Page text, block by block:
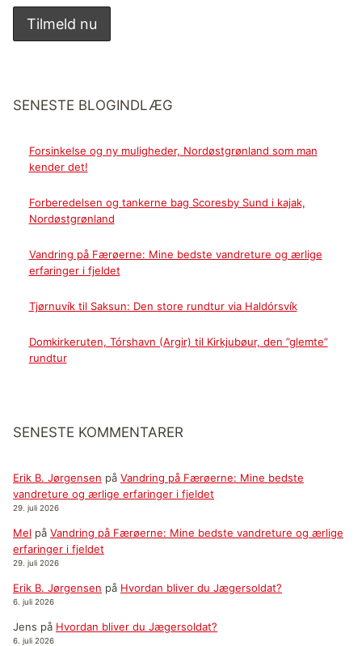
SENESTE BLOGINDLÆG
Forsinkelse og ny muligheder, Nordøstgrønland som man
kender det!
Forberedelsen og tankerne bag Scoresby Sund i kajak,
Nordøstgrønland
Vandring på Færøerne: Mine bedste vandreture og ærlige
erfaringer i fjeldet
Tjørnuvík til Saksun: Den store rundtur via Haldórsvík
Domkirkeruten, Tórshavn (Argir) til Kirkjubøur, den ”glemte”
rundtur
SENESTE KOMMENTARER
Erik B. Jørgensen på Vandring på Færøerne: Mine bedste
vandreture og ærlige erfaringer i fjeldet
29. juli 2026
Mel på Vandring på Færøerne: Mine bedste vandreture og ærlige
erfaringer i fjeldet
29. juli 2026
Erik B. Jørgensen på Hvordan bliver du Jægersoldat?
6. juli 2026
Jens på Hvordan bliver du Jægersoldat?
6. juli 2026